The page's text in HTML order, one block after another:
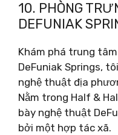
10. PHÒNG
DEFUNIAK
Khám phá trung
DeFuniak Springs,
nghệ thuật địa
Nằm trong Half &
bày nghệ thuật
bởi một hợp tác xã.